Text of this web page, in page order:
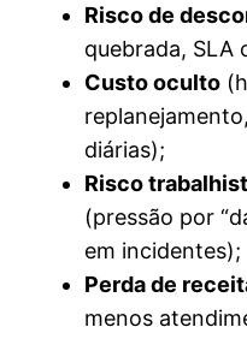
Risco de
quebrada, SLA
Custo oculto
diárias);
Risco
(pressão por
em incidentes);
Perda de
menos